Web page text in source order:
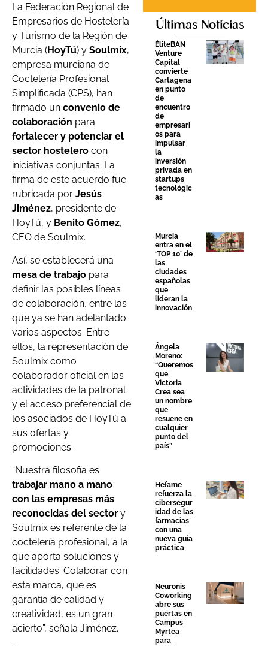
La Federación Regional de
Empresarios de Hostelería
y Turismo de la Región de
Murcia (HoyTú) y Soulmix,
empresa murciana de
Coctelería Profesional
Simplificada (CPS), han
firmado un convenio de
colaboración para
fortalecer y potenciar el
sector hostelero con
iniciativas conjuntas. La
firma de este acuerdo fue
rubricada por Jesús
Jiménez, presidente de
HoyTú, y Benito Gómez,
CEO de Soulmix.
Así, se establecerá una
mesa de trabajo para
definir las posibles líneas
de colaboración, entre las
que ya se han adelantado
varios aspectos. Entre
ellos, la representación de
Soulmix como
colaborador oficial en las
actividades de la patronal
y el acceso preferencial de
los asociados de HoyTú a
sus ofertas y
promociones.
“Nuestra filosofía es
trabajar mano a mano
con las empresas más
reconocidas del sector y
Soulmix es referente de la
coctelería profesional, a la
que aporta soluciones y
facilidades. Colaborar con
esta marca, que es
garantía de calidad y
creatividad, es un gran
acierto”, señala Jiménez.
Últimas Noticias
ÉliteBAN
Venture
Capital
convierte
Cartagena
en punto
de
encuentro
de
empresari
os para
impulsar
la
inversión
privada en
startups
tecnológic
as
Murcia
entra en el
‘TOP 10’ de
las
ciudades
españolas
que
lideran la
innovación
Ángela
Moreno:
“Queremos
que
Victoria
Crea sea
un nombre
que
resuene en
cualquier
punto del
país”
Hefame
refuerza la
cibersegur
idad de las
farmacias
con una
nueva guía
práctica
Neuronis
Coworking
abre sus
puertas en
Campus
Myrtea
para